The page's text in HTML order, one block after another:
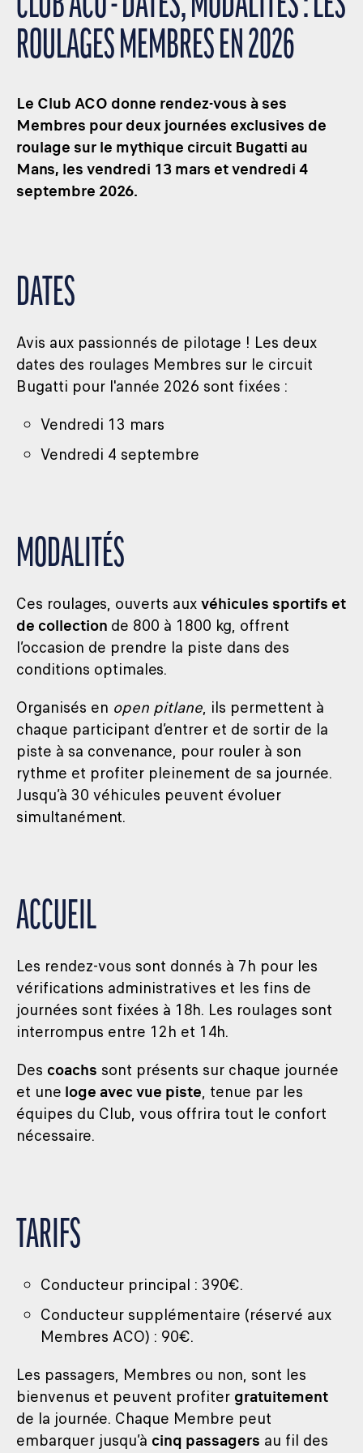
ROULAGES MEMBRES EN 2026
Le Club ACO donne rendez-vous à ses
Membres pour deux journées exclusives de
roulage sur le mythique circuit Bugatti au
Mans, les vendredi 13 mars et vendredi 4
septembre 2026.
DATES
Avis aux passionnés de pilotage ! Les deux
dates des roulages Membres sur le circuit
Bugatti pour l'année 2026 sont fixées :
Vendredi 13 mars
Vendredi 4 septembre
MODALITÉS
Ces roulages, ouverts auxvéhicules sportifs et
de collection de 800 à 1800 kg, offrent
l’occasion de prendre la piste dans des
conditions optimales.
Organisés en open pitlane, ils permettent à
chaque participant d’entrer et de sortir de la
piste à sa convenance, pour rouler à son
rythme et profiter pleinement de sa journée.
Jusqu’à 30 véhicules peuvent évoluer
simultanément.
ACCUEIL
Les rendez-vous sont donnés à 7h pour les
vérifications administratives et les fins de
journées sont fixées à 18h. Les roulages sont
interrompus entre 12h et 14h.
Des coachs sont présents sur chaque journée
et une loge avec vue piste, tenue par les
équipes du Club, vous offrira tout le confort
nécessaire.
TARIFS
Conducteur principal : 390€.
Conducteur supplémentaire (réservé aux
Membres ACO) : 90€.
Les passagers, Membres ou non, sont les
bienvenus et peuvent profiter gratuitement
de la journée. Chaque Membre peut
embarquer jusqu’à cinq passagers au fil des